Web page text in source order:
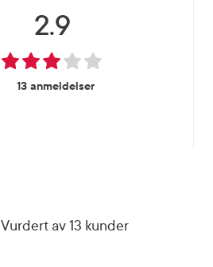
2.9
13 anmeldelser
Vurdert av 13 kunder